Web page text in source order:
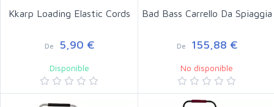
Kkarp Loading Elastic Cords
De 5,90 €
Disponible
Bad Bass Carrello Da Spiaggia
De 155,88 €
No disponible